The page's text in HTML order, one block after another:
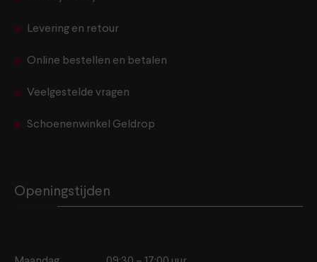
Levering en retour
Online bestellen en betalen
Veelgestelde vragen
Schoenenwinkel Geldrop
Openingstijden